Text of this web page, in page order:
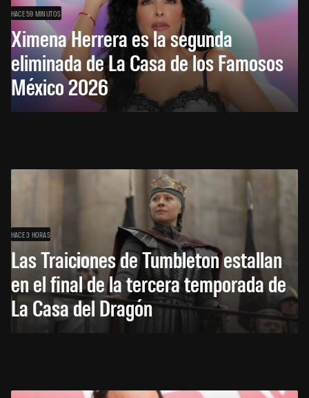
HACE 59 MINUTOS
Ximena Herrera es la segunda
eliminada de La Casa de los Famosos
México 2026
HACE 3 HORAS
Las Traiciones de Tumbleton estallan
en el final de la tercera temporada de
La Casa del Dragón